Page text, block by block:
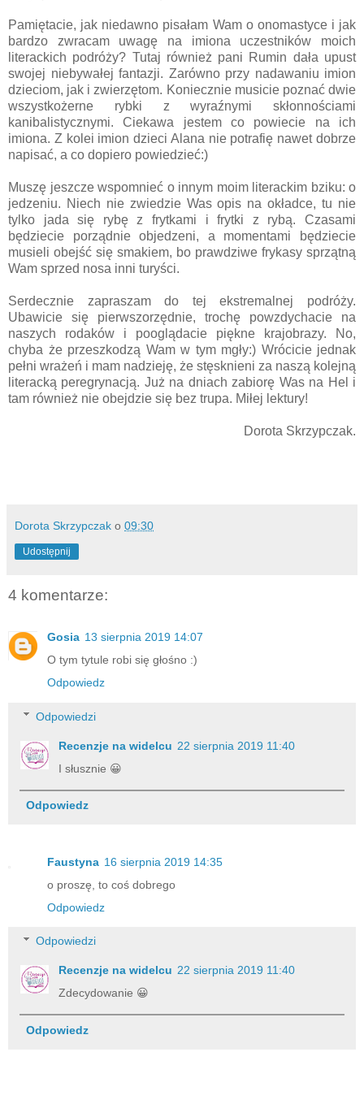
Pamiętacie, jak niedawno pisałam Wam o onomastyce i jak
bardzo zwracam uwagę na imiona uczestników moich
literackich podróży? Tutaj również pani Rumin dała upust
swojej niebywałej fantazji. Zarówno przy nadawaniu imion
dzieciom, jak i zwierzętom. Koniecznie musicie poznać dwie
wszystkożerne rybki z wyraźnymi skłonnościami
kanibalistycznymi. Ciekawa jestem co powiecie na ich
imiona. Z kolei imion dzieci Alana nie potrafię nawet dobrze
napisać, a co dopiero powiedzieć:)
Muszę jeszcze wspomnieć o innym moim literackim bziku: o
jedzeniu. Niech nie zwiedzie Was opis na okładce, tu nie
tylko jada się rybę z frytkami i frytki z rybą. Czasami
będziecie porządnie objedzeni, a momentami będziecie
musieli obejść się smakiem, bo prawdziwe frykasy sprzątną
Wam sprzed nosa inni turyści.
Serdecznie zapraszam do tej ekstremalnej podróży.
Ubawicie się pierwszorzędnie, trochę powzdychacie na
naszych rodaków i pooglądacie piękne krajobrazy. No,
chyba że przeszkodzą Wam w tym mgły:) Wrócicie jednak
pełni wrażeń i mam nadzieję, że stęsknieni za naszą kolejną
literacką peregrynacją. Już na dniach zabiorę Was na Hel i
tam również nie obejdzie się bez trupa. Miłej lektury!
Dorota Skrzypczak.
Dorota Skrzypczak o 09:30
Udostępnij
4 komentarze:
Gosia 13 sierpnia 2019 14:07
O tym tytule robi się głośno :)
Odpowiedz
Odpowiedzi
Recenzje na widelcu 22 sierpnia 2019 11:40
I słusznie 😀
Odpowiedz
Faustyna 16 sierpnia 2019 14:35
o proszę, to coś dobrego
Odpowiedz
Odpowiedzi
Recenzje na widelcu 22 sierpnia 2019 11:40
Zdecydowanie 😀
Odpowiedz